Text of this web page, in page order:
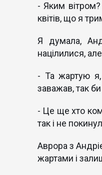
- Яким
квітів, що я
Я думала,
націлилися,
- Та жартую я,
заважав, так
- Це ще хто
так і не
Аврора з
жартами і